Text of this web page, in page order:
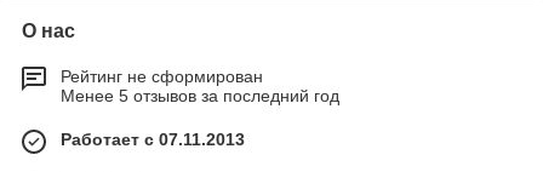
О нас
Рейтинг не сформирован
Менее 5 отзывов за последний год
Работает с 07.11.2013